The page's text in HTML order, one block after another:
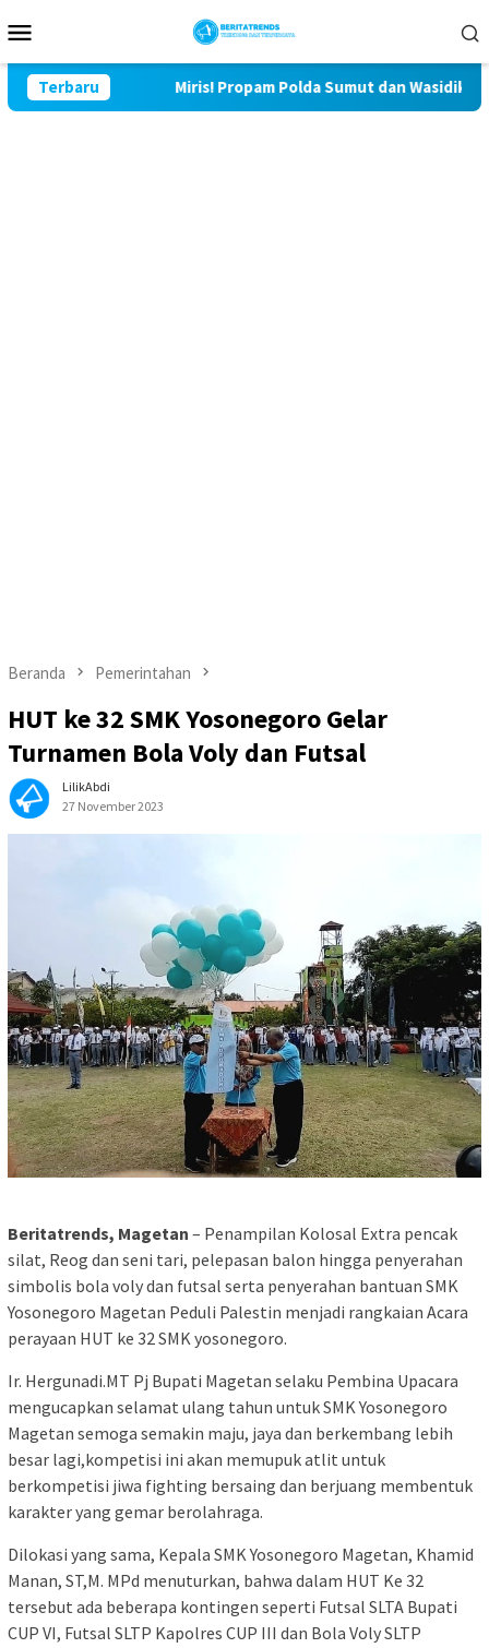
ke
Mobile
Terbaru
Lor Miris! Propam Polda Sumut dan Wasidik
Beranda Pemerintahan
HUT ke 32 SMK Yosonegoro Gelar
Turnamen Bola Voly dan Futsal
LilikAbdi
27 November 2023
Beritatrends, Magetan – Penampilan Kolosal Extra pencak
silat, Reog dan seni tari, pelepasan balon hingga penyerahan
simbolis bola voly dan futsal serta penyerahan bantuan SMK
Yosonegoro Magetan Peduli Palestin menjadi rangkaian Acara
perayaan HUT ke 32 SMK yosonegoro.
Ir. Hergunadi.MT Pj Bupati Magetan selaku Pembina Upacara
mengucapkan selamat ulang tahun untuk SMK Yosonegoro
Magetan semoga semakin maju, jaya dan berkembang lebih
besar lagi,kompetisi ini akan memupuk atlit untuk
berkompetisi jiwa fighting bersaing dan berjuang membentuk
karakter yang gemar berolahraga.
Dilokasi yang sama, Kepala SMK Yosonegoro Magetan, Khamid
Manan, ST,M. MPd menuturkan, bahwa dalam HUT Ke 32
tersebut ada beberapa kontingen seperti Futsal SLTA Bupati
CUP VI, Futsal SLTP Kapolres CUP III dan Bola Voly SLTP